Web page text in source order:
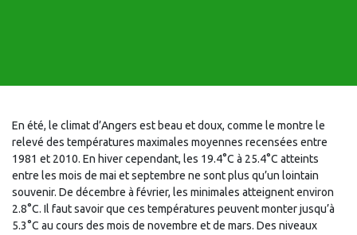
En été, le climat d’Angers est beau et doux, comme le montre le
relevé des températures maximales moyennes recensées entre
1981 et 2010. En hiver cependant, les 19.4°C à 25.4°C atteints
entre les mois de mai et septembre ne sont plus qu’un lointain
souvenir. De décembre à février, les minimales atteignent environ
2.8°C. Il faut savoir que ces températures peuvent monter jusqu’à
5.3°C au cours des mois de novembre et de mars. Des niveaux